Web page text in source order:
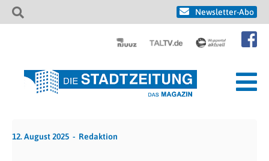
Newsletter-Abo
12. August 2025 Redaktion